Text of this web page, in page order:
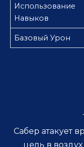
Использование
Навыков
Базовый Урон
Сабер атакует
цель в